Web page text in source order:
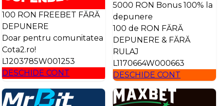
100 RON FREEBET FĂRĂ
DEPUNERE
Doar pentru comunitatea
Cota2.ro!
L1203785W001253
DESCHIDE CONT
5000 RON Bonus 100% la
depunere
100 de RON FĂRĂ
DEPUNERE & FĂRĂ
RULAJ
L1170664W000663
DESCHIDE CONT